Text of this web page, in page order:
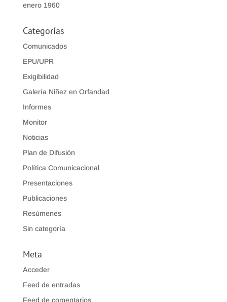
enero 1960
Categorías
Comunicados
EPU/UPR
Exigibilidad
Galería Niñez en Orfandad
Informes
Monitor
Noticias
Plan de Difusión
Política Comunicacional
Presentaciones
Publicaciones
Resúmenes
Sin categoría
Meta
Acceder
Feed de entradas
Feed de comentarios